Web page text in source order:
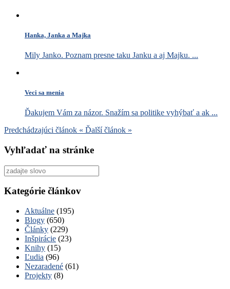
Hanka, Janka a Majka
Mily Janko. Poznam presne taku Janku a aj Majku. ...
Veci sa menia
Ďakujem Vám za názor. Snažím sa politike vyhýbať a ak ...
Predchádzajúci článok « Ďalší článok »
Vyhľadať na stránke
Vyhľadať
pre:
Kategórie článkov
Aktuálne (195)
Blogy (650)
Články (229)
Inšpirácie (23)
Knihy (15)
Ľudia (96)
Nezaradené (61)
Projekty (8)